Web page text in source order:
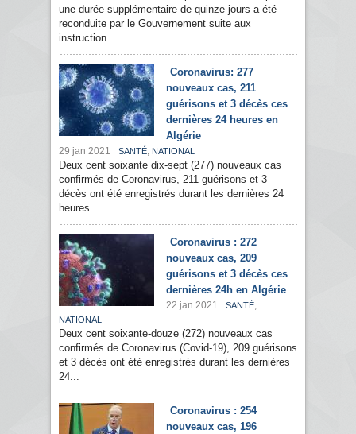
une durée supplémentaire de quinze jours a été
reconduite par le Gouvernement suite aux
instruction...
Coronavirus: 277
nouveaux cas, 211
guérisons et 3 décès ces
dernières 24 heures en
Algérie
29 jan 2021 SANTÉ, NATIONAL
Deux cent soixante dix-sept (277) nouveaux cas
confirmés de Coronavirus, 211 guérisons et 3
décès ont été enregistrés durant les dernières 24
heures...
Coronavirus : 272
nouveaux cas, 209
guérisons et 3 décès ces
dernières 24h en Algérie
22 jan 2021 SANTÉ,
NATIONAL
Deux cent soixante-douze (272) nouveaux cas
confirmés de Coronavirus (Covid-19), 209 guérisons
et 3 décès ont été enregistrés durant les dernières
24...
Coronavirus : 254
nouveaux cas, 196